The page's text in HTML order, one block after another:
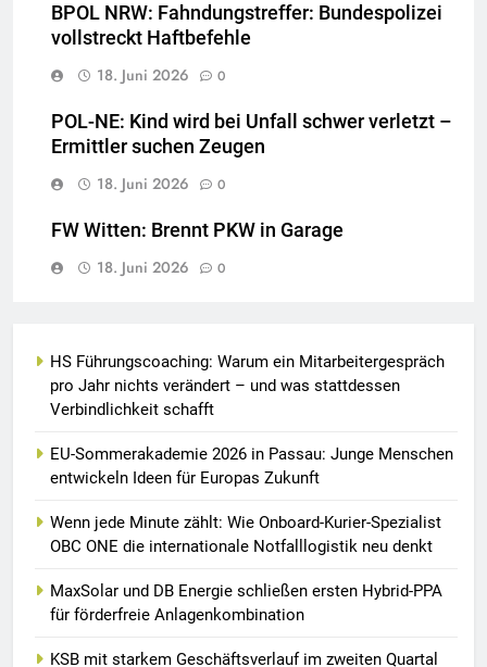
BPOL NRW: Fahndungstreffer: Bundespolizei
vollstreckt Haftbefehle
18. Juni 2026
0
POL-NE: Kind wird bei Unfall schwer verletzt –
Ermittler suchen Zeugen
18. Juni 2026
0
FW Witten: Brennt PKW in Garage
18. Juni 2026
0
HS Führungscoaching: Warum ein Mitarbeitergespräch
pro Jahr nichts verändert – und was stattdessen
Verbindlichkeit schafft
EU-Sommerakademie 2026 in Passau: Junge Menschen
entwickeln Ideen für Europas Zukunft
Wenn jede Minute zählt: Wie Onboard-Kurier-Spezialist
OBC ONE die internationale Notfalllogistik neu denkt
MaxSolar und DB Energie schließen ersten Hybrid-PPA
für förderfreie Anlagenkombination
KSB mit starkem Geschäftsverlauf im zweiten Quartal